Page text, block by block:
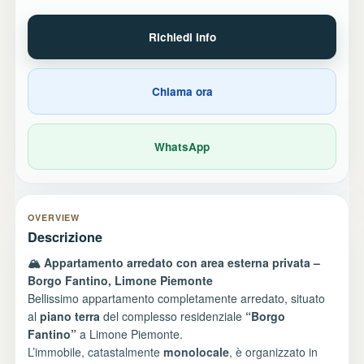
OVERVIEW
Descrizione
🏔️ Appartamento arredato con area esterna privata –
Borgo Fantino, Limone Piemonte
Bellissimo appartamento completamente arredato, situato
alpiano terra del complesso residenziale “Borgo
Fantino” a Limone Piemonte.
L’immobile, catastalmentemonolocale, è organizzato in
Richiedi info
Chiama ora
WhatsApp